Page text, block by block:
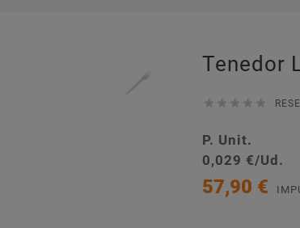
Tenedor
    
P. Unit.
0,029 €/Ud.
57,90 €